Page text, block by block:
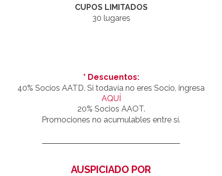
CUPOS LIMITADOS
30 lugares
* Descuentos:
40% Socios AATD. Si todavía no eres Socio, ingresa
AQUÍ
20% Socios AAOT.
Promociones no acumulables entre sí.
AUSPICIADO POR